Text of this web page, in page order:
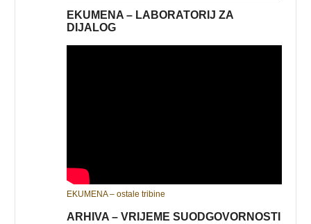
EKUMENA – LABORATORIJ ZA
DIJALOG
EKUMENA – ostale tribine
ARHIVA – VRIJEME SUODGOVORNOSTI